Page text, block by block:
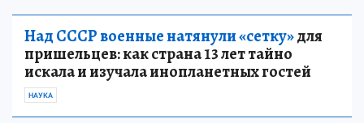
Над СССР военные натянули «сетку»для
пришельцев: как страна 13 лет тайно
искала и изучала инопланетных гостей
НАУКА